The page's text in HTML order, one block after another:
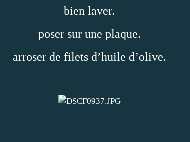
bien laver.
poser sur une plaque.
arroser de filets d’huile d’olive.